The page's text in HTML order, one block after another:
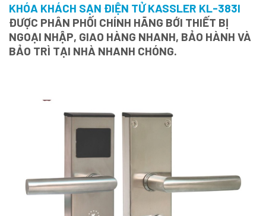
KHÓA KHÁCH SẠN ĐIỆN TỬ KASSLER KL-383I
ĐƯỢC PHÂN PHỐI CHÍNH HÃNG BỚI THIẾT BỊ
NGOẠI NHẬP, GIAO HÀNG NHANH, BẢO HÀNH VÀ
BẢO TRÌ TẠI NHÀ NHANH CHÓNG.